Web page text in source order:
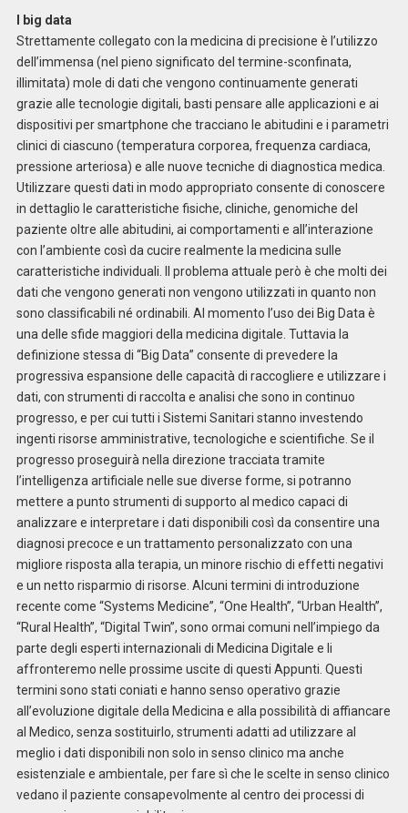
I big data
Strettamente collegato con la medicina di precisione è l’utilizzo
dell’immensa (nel pieno significato del termine-sconfinata,
illimitata) mole di dati che vengono continuamente generati
grazie alle tecnologie digitali, basti pensare alle applicazioni e ai
dispositivi per smartphone che tracciano le abitudini e i parametri
clinici di ciascuno (temperatura corporea, frequenza cardiaca,
pressione arteriosa) e alle nuove tecniche di diagnostica medica.
Utilizzare questi dati in modo appropriato consente di conoscere
in dettaglio le caratteristiche fisiche, cliniche, genomiche del
paziente oltre alle abitudini, ai comportamenti e all’interazione
con l’ambiente così da cucire realmente la medicina sulle
caratteristiche individuali. Il problema attuale però è che molti dei
dati che vengono generati non vengono utilizzati in quanto non
sono classificabili né ordinabili. Al momento l’uso dei Big Data è
una delle sfide maggiori della medicina digitale. Tuttavia la
definizione stessa di “Big Data” consente di prevedere la
progressiva espansione delle capacità di raccogliere e utilizzare i
dati, con strumenti di raccolta e analisi che sono in continuo
progresso, e per cui tutti i Sistemi Sanitari stanno investendo
ingenti risorse amministrative, tecnologiche e scientifiche. Se il
progresso proseguirà nella direzione tracciata tramite
l’intelligenza artificiale nelle sue diverse forme, si potranno
mettere a punto strumenti di supporto al medico capaci di
analizzare e interpretare i dati disponibili così da consentire una
diagnosi precoce e un trattamento personalizzato con una
migliore risposta alla terapia, un minore rischio di effetti negativi
e un netto risparmio di risorse. Alcuni termini di introduzione
recente come “Systems Medicine”, “One Health”, “Urban Health”,
“Rural Health”, “Digital Twin”, sono ormai comuni nell’impiego da
parte degli esperti internazionali di Medicina Digitale e li
affronteremo nelle prossime uscite di questi Appunti. Questi
termini sono stati coniati e hanno senso operativo grazie
all’evoluzione digitale della Medicina e alla possibilità di affiancare
al Medico, senza sostituirlo, strumenti adatti ad utilizzare al
meglio i dati disponibili non solo in senso clinico ma anche
esistenziale e ambientale, per fare sì che le scelte in senso clinico
vedano il paziente consapevolmente al centro dei processi di